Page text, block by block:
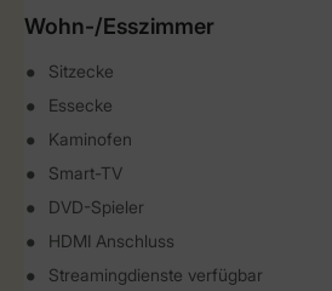
Wohn-/Esszimmer
Sitzecke
Essecke
Kaminofen
Smart-TV
DVD-Spieler
HDMI Anschluss
Streamingdienste verfügbar